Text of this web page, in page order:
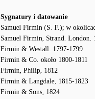
Sygnatury i datowanie
Samuel Firmin (S. F.); w
Samuel Firmin, Strand. London.
Firmin & Westall. 1797-1799
Firmin & Co. około 1800-1811
Firmin, Philip, 1812
Firmin & Langdale, 1815-1823
Firmin & Sons, 1824